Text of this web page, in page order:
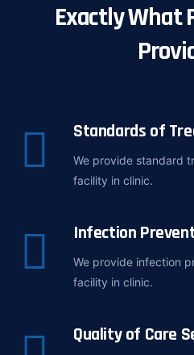
Exactly What
Standards of
We provide standard
facility in clinic.
Infection
We provide infection
facility in clinic.
Quality of Care